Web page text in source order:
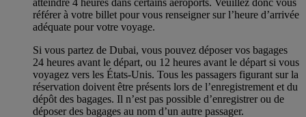
atteindre 4 heures dans certains aéroports. Veuillez donc vous
référer à votre billet pour vous renseigner sur l’heure d’arrivée
adéquate pour votre voyage.
Si vous partez de Dubai, vous pouvez déposer vos bagages
24 heures avant le départ, ou 12 heures avant le départ si vous
voyagez vers les États-Unis. Tous les passagers figurant sur la
réservation doivent être présents lors de l’enregistrement et du
dépôt des bagages. Il n’est pas possible d’enregistrer ou de
déposer des bagages au nom d’un autre passager.